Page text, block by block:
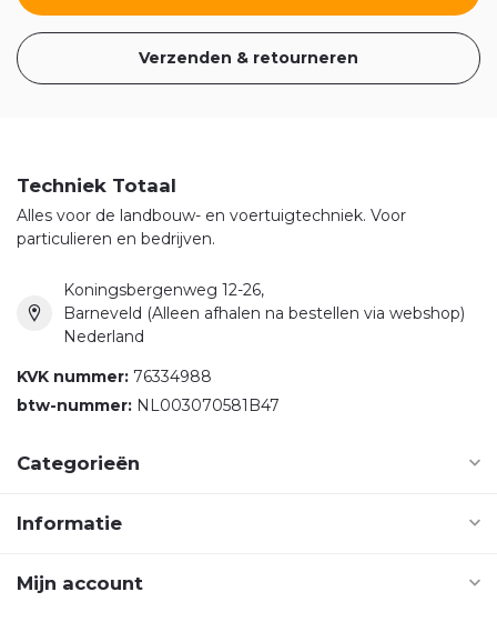
Verzenden & retourneren
Techniek Totaal
Alles voor de landbouw- en voertuigtechniek. Voor
particulieren en bedrijven.
Koningsbergenweg 12-26,
Barneveld (Alleen afhalen na bestellen via webshop)
Nederland
KVK nummer: 76334988
btw-nummer: NL003070581B47
Categorieën
Informatie
Mijn account